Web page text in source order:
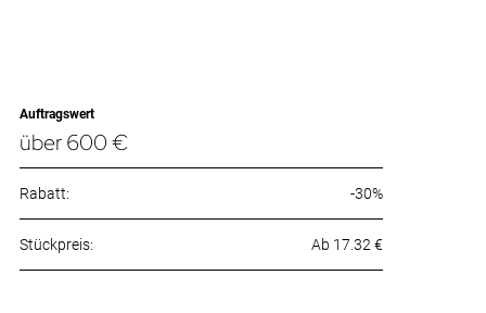
Auftragswert
über 600 €
Rabatt: -30%
Ab 17.32 €